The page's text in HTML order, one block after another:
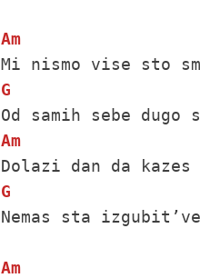
Am
G
Am
G
Nemas sta
Am